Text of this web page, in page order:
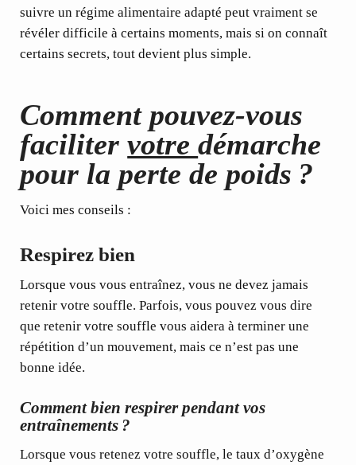
suivre un régime alimentaire adapté peut vraiment se
révéler difficile à certains moments, mais si on connaît
certains secrets, tout devient plus simple.
Comment pouvez-vous
facilitervotredémarche
pour la perte de poids ?
Voici mes conseils :
Respirez bien
Lorsque vous vous entraînez, vous ne devez jamais
retenir votre souffle. Parfois, vous pouvez vous dire
que retenir votre souffle vous aidera à terminer une
répétition d’un mouvement, mais ce n’est pas une
bonne idée.
Comment bien respirer pendant vos
entraînements ?
Lorsque vous retenez votre souffle, le taux d’oxygène